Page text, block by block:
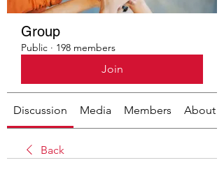
Group
Public · 198 members
Join
Discussion Media Members About
Back